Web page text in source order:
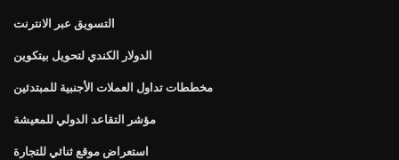
التسويق عبر الانترنت
الدولار الكندي لتحويل بيتكوين
مخططات تداول العملات الأجنبية للمبتدئين
مؤشر التقاعد الدولي للمعيشة
استعراض موقع ثنائي للتجارة